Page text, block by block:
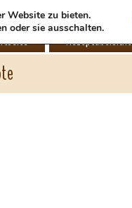
Rezeptübersicht
Website zu bieten.
oder sie ausschalten.